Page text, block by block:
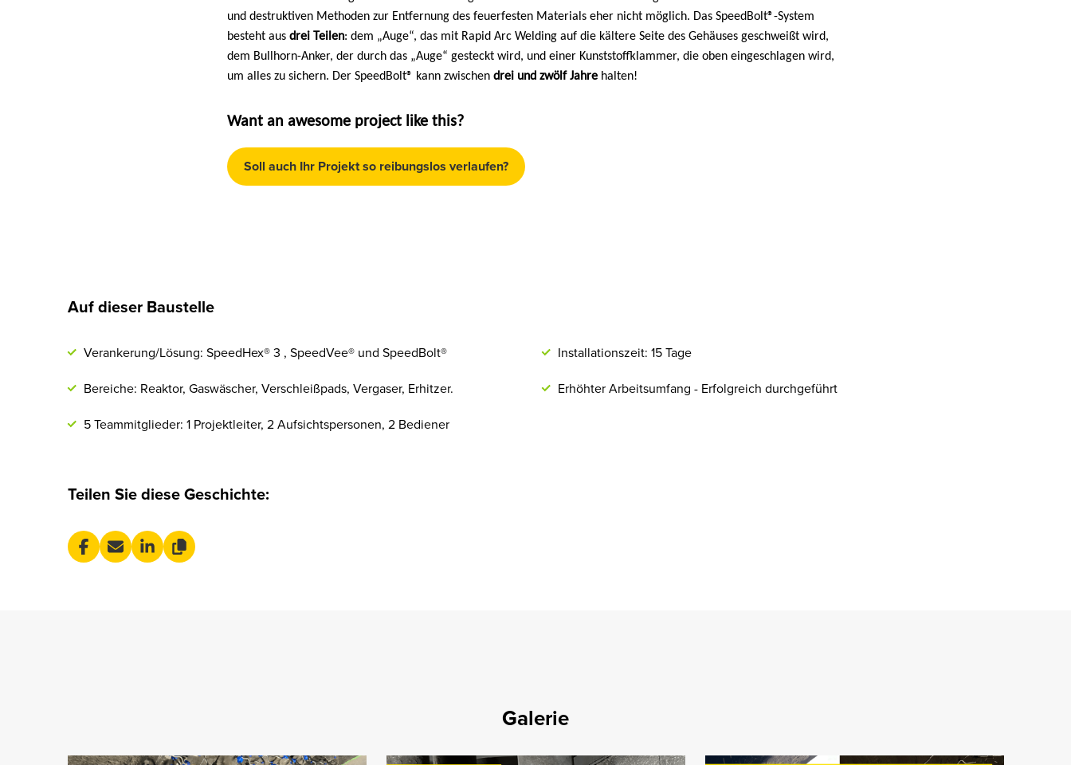
und destruktiven Methoden zur Entfernung des feuerfesten Materials eher nicht möglich. Das SpeedBolt®-System
besteht aus drei Teilen: dem „Auge“, das mit Rapid Arc Welding auf die kältere Seite des Gehäuses geschweißt wird,
dem Bullhorn-Anker, der durch das „Auge“ gesteckt wird, und einer Kunststoffklammer, die oben eingeschlagen wird,
um alles zu sichern. Der SpeedBolt® kann zwischen drei und zwölf Jahrehalten!
Want an awesome project like this?
Soll auch Ihr Projekt so reibungslos verlaufen?
Auf dieser Baustelle
Verankerung/Lösung: SpeedHex® 3 , SpeedVee® und SpeedBolt®
Bereiche: Reaktor, Gaswäscher, Verschleißpads, Vergaser, Erhitzer.
5 Teammitglieder: 1 Projektleiter, 2 Aufsichtspersonen, 2 Bediener
Installationszeit: 15 Tage
Erhöhter Arbeitsumfang - Erfolgreich durchgeführt
Teilen Sie diese Geschichte:
Galerie